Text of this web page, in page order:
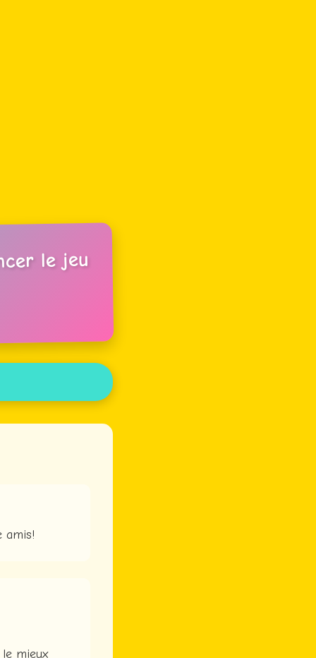
le jeu
amis!
mieux